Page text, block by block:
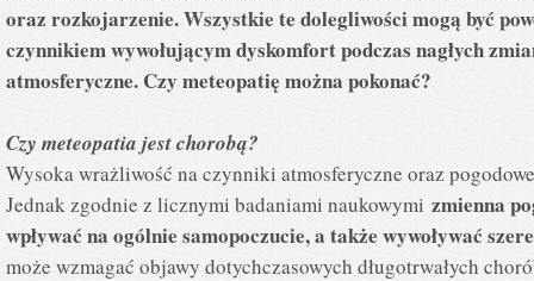
oraz rozkojarzenie. Wszystkie te dolegliwości mogą być
czynnikiem wywołującym dyskomfort podczas nagłych
atmosferyczne. Czy meteopatię można pokonać?
Czy meteopatia jest chorobą?
Wysoka wrażliwość na czynniki atmosferyczne oraz
Jednak zgodnie z licznymi badaniami naukowymi zmienna
wpływać na ogólnie samopoczucie, a także wywoływać
może wzmagać objawy dotychczasowych długotrwałych